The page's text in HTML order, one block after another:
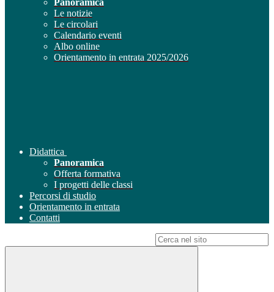
Panoramica
Le notizie
Le circolari
Calendario eventi
Albo online
Orientamento in entrata 2025/2026
Didattica
Panoramica
Offerta formativa
I progetti delle classi
Percorsi di studio
Orientamento in entrata
Contatti